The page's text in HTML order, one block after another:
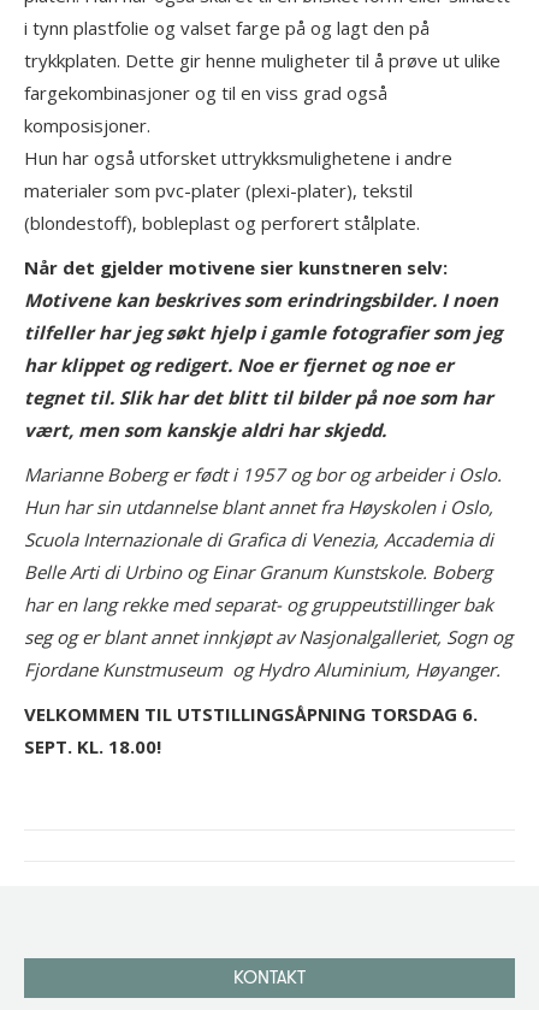
i tynn plastfolie og valset farge på og lagt den på
trykkplaten. Dette gir henne muligheter til å prøve ut ulike
fargekombinasjoner og til en viss grad også
komposisjoner.
Hun har også utforsket uttrykksmulighetene i andre
materialer som pvc-plater (plexi-plater), tekstil
(blondestoff), bobleplast og perforert stålplate.
Når det gjelder motivene sier kunstneren selv:
Motivene kan beskrives som erindringsbilder. I noen
tilfeller har jeg søkt hjelp i gamle fotografier som jeg
har klippet og redigert. Noe er fjernet og noe er
tegnet til. Slik har det blitt til bilder på noe som har
vært, men som kanskje aldri har skjedd.
Marianne Boberg er født i 1957 og bor og arbeider i Oslo.
Hun har sin utdannelse blant annet fra Høyskolen i Oslo,
Scuola Internazionale di Grafica di Venezia, Accademia di
Belle Arti di Urbino og Einar Granum Kunstskole. Boberg
har en lang rekke med separat- og gruppeutstillinger bak
seg og er blant annet innkjøpt av Nasjonalgalleriet, Sogn og
Fjordane Kunstmuseum og Hydro Aluminium, Høyanger.
VELKOMMEN TIL UTSTILLINGSÅPNING TORSDAG 6.
SEPT. KL. 18.00!
KONTAKT